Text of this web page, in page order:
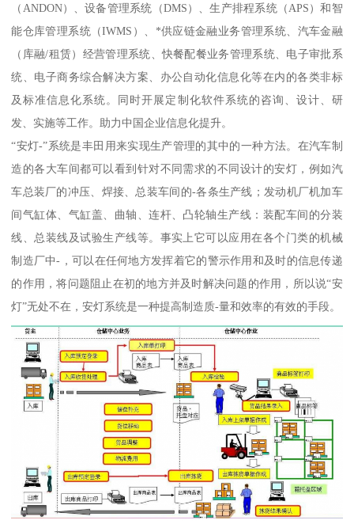
（ANDON）、设备管理系统（DMS）、生产排程系统（APS）和智
能仓库管理系统（IWMS）、*供应链金融业务管理系统、汽车金融
（库融/租赁）经营管理系统、快餐配餐业务管理系统、电子审批系
统、电子商务综合解决方案、办公自动化信息化等在内的各类非标
及标准信息化系统。同时开展定制化软件系统的咨询、设计、研
发、实施等工作。助力中国企业信息化提升。
“安灯-”系统是丰田用来实现生产管理的其中的一种方法。在汽车制
造的各大车间都可以看到针对不同需求的不同设计的安灯，例如汽
车总装厂的冲压、焊接、总装车间的-各条生产线；发动机厂机加车
间气缸体、气缸盖、曲轴、连杆、凸轮轴生产线：装配车间的分装
线、总装线及试验生产线等。事实上它可以应用在各个门类的机械
制造厂中-，可以在任何地方发挥着它的警示作用和及时的信息传递
的作用，将问题阻止在初的地方并及时解决问题的作用，所以说“安
灯”无处不在，安灯系统是一种提高制造质-量和效率的有效的手段。